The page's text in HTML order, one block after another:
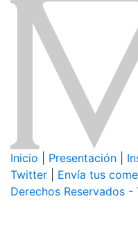
Inicio Presentación
Twitter
Envía tus
Derechos Reservados -